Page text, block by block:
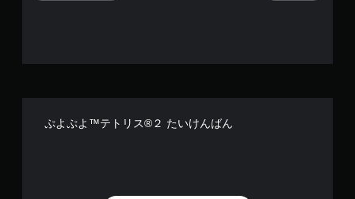
ぷよ５連鎖をしても、絶対に１勝も出来ない。これはマッチン
プレイヤーだけを自動的に集めたマッチング」の仕組みなどを
ぷよぷよ™テトリス®２ たいけんばん